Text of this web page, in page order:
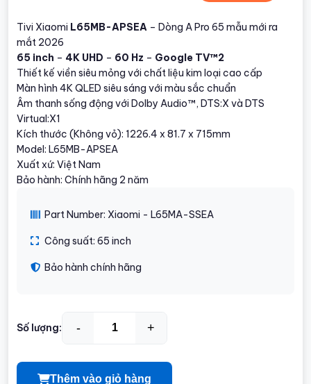
Tivi Xiaomi L65MB-APSEA – Dòng A Pro 65 mẫu mới ra
mắt 2026
65 inch – 4K UHD – 60 Hz – Google TV™2
Thiết kế viền siêu mỏng với chất liệu kim loại cao cấp
Màn hình 4K QLED siêu sáng với màu sắc chuẩn
Âm thanh sống động với Dolby Audio™, DTS:X và DTS
Virtual:X1
Kích thước (Không vỏ): 1226.4 x 81.7 x 715mm
Model: L65MB-APSEA
Xuất xứ: Việt Nam
Bảo hành: Chính hãng 2 năm
Part Number: Xiaomi - L65MA-SSEA
Công suất: 65 inch
Bảo hành chính hãng
Số lượng: - +
Thêm vào giỏ hàng